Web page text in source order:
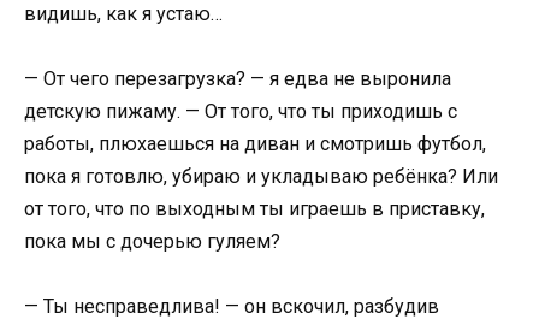
видишь, как я устаю…
— От чего перезагрузка? — я едва не выронила
детскую пижаму. — От того, что ты приходишь с
работы, плюхаешься на диван и смотришь футбол,
пока я готовлю, убираю и укладываю ребёнка? Или
от того, что по выходным ты играешь в приставку,
пока мы с дочерью гуляем?
— Ты несправедлива! — он вскочил, разбудив